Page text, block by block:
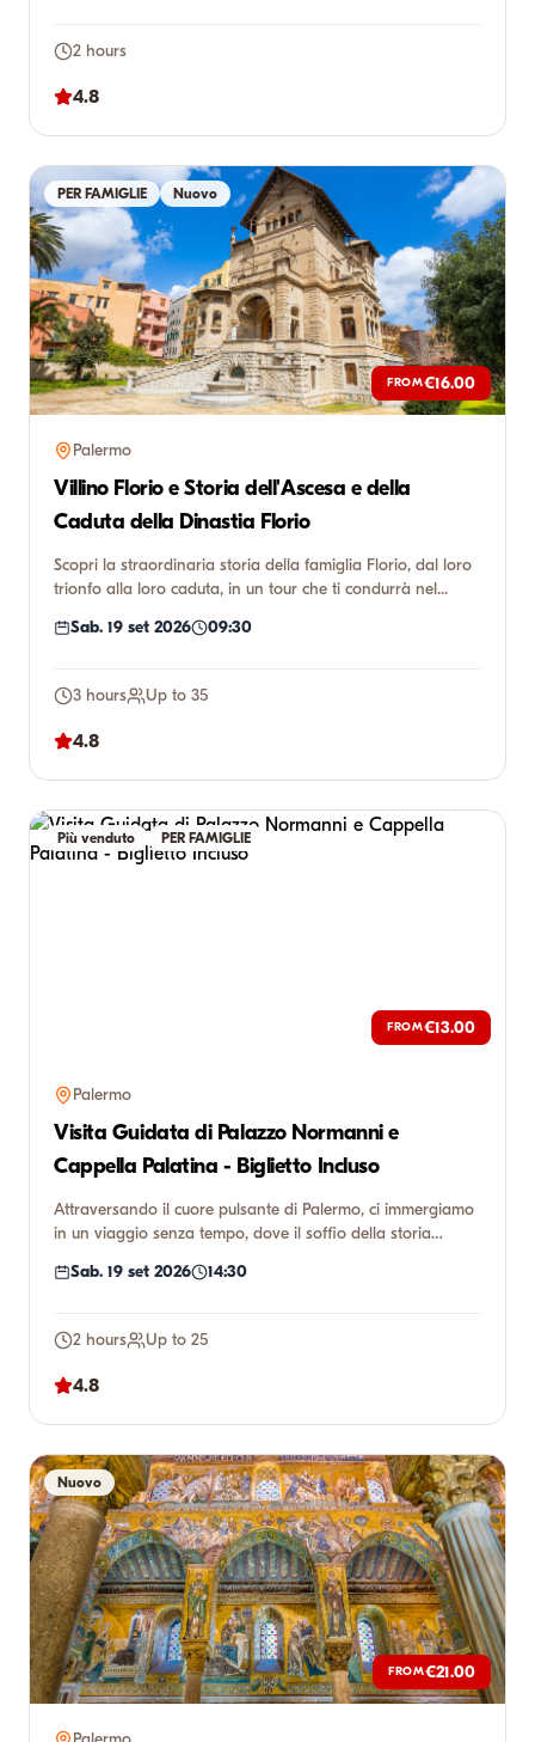
2 hours
4.8
PER FAMIGLIE Nuovo
FROM€16.00
Palermo
Villino Florio e Storia dell'Ascesa e della
Caduta della Dinastia Florio
Scopri la straordinaria storia della famiglia Florio, dal loro
trionfo alla loro caduta, in un tour che ti condurrà nel...
Sab. 19 set 2026
09:30
3 hours Up to 35
4.8
Più venduto PER FAMIGLIE
FROM€13.00
Palermo
Visita Guidata di Palazzo Normanni e
Cappella Palatina - Biglietto Incluso
Attraversando il cuore pulsante di Palermo, ci immergiamo
in un viaggio senza tempo, dove il soffio della storia
Sab. 19 set 2026 14:30
2 hours Up to 25
4.8
Nuovo
FROM€21.00